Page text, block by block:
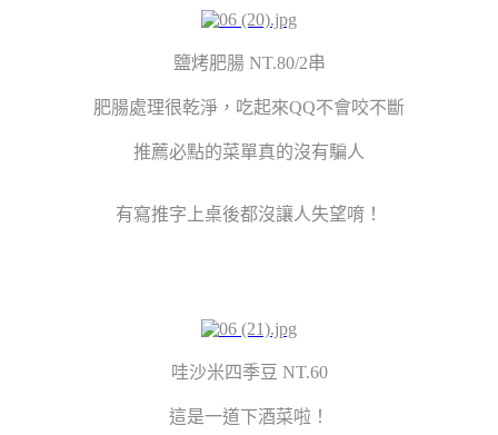
鹽烤肥腸 NT.80/2串
肥腸處理很乾淨，吃起來QQ不會咬不斷
推薦必點的菜單真的沒有騙人
有寫推字上桌後都沒讓人失望唷！
哇沙米四季豆 NT.60
這是一道下酒菜啦！